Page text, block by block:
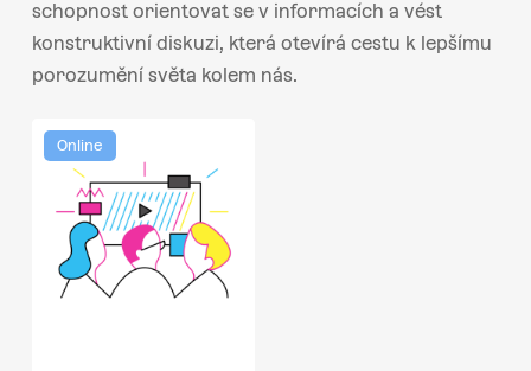
schopnost orientovat se v informacích a vést
konstruktivní diskuzi, která otevírá cestu k lepšímu
porozumění světa kolem nás.
Online